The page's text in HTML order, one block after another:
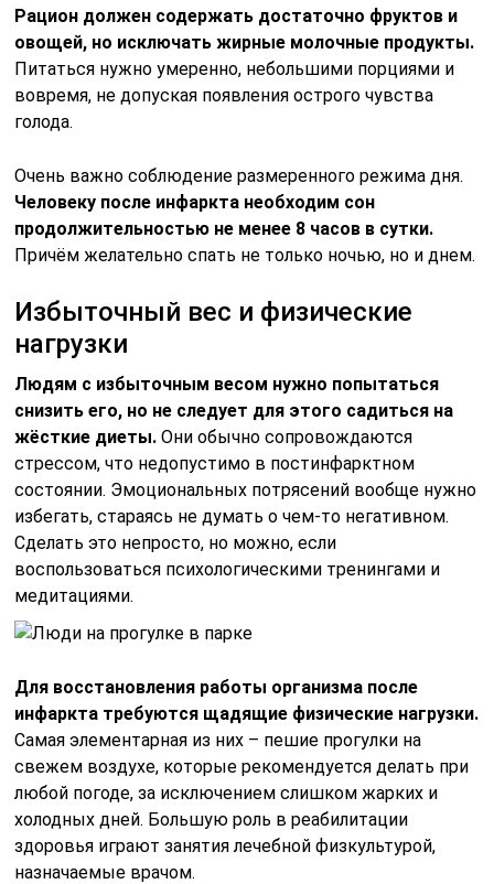
Рацион должен содержать достаточно фруктов и
овощей, но исключать жирные молочные продукты.
Питаться нужно умеренно, небольшими порциями и
вовремя, не допуская появления острого чувства
голода.
Очень важно соблюдение размеренного режима дня.
Человеку после инфаркта необходим сон
продолжительностью не менее 8 часов в сутки.
Причём желательно спать не только ночью, но и днем.
Избыточный вес и физические
нагрузки
Людям с избыточным весом нужно попытаться
снизить его, но не следует для этого садиться на
жёсткие диеты. Они обычно сопровождаются
стрессом, что недопустимо в постинфарктном
состоянии. Эмоциональных потрясений вообще нужно
избегать, стараясь не думать о чем-то негативном.
Сделать это непросто, но можно, если
воспользоваться психологическими тренингами и
медитациями.
Для восстановления работы организма после
инфаркта требуются щадящие физические нагрузки.
Самая элементарная из них – пешие прогулки на
свежем воздухе, которые рекомендуется делать при
любой погоде, за исключением слишком жарких и
холодных дней. Большую роль в реабилитации
здоровья играют занятия лечебной физкультурой,
назначаемые врачом.